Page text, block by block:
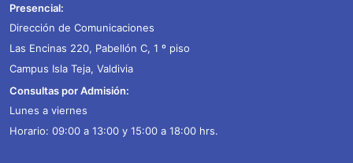
Presencial:
Dirección de Comunicaciones
Las Encinas 220, Pabellón C, 1 º piso
Campus Isla Teja, Valdivia
Consultas por Admisión:
Lunes a viernes
Horario: 09:00 a 13:00 y 15:00 a 18:00 hrs.